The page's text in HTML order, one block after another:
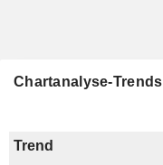
Chartanalyse-Trends
Trend